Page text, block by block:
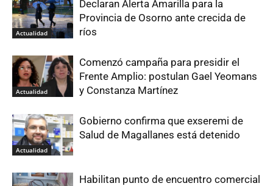
Actualidad
Declaran Alerta Amarilla para la
Provincia de Osorno ante crecida de
ríos
Actualidad
Comenzó campaña para presidir el
Frente Amplio: postulan Gael Yeomans
y Constanza Martínez
Actualidad
Gobierno confirma que exseremi de
Salud de Magallanes está detenido
Habilitan punto de encuentro comercial